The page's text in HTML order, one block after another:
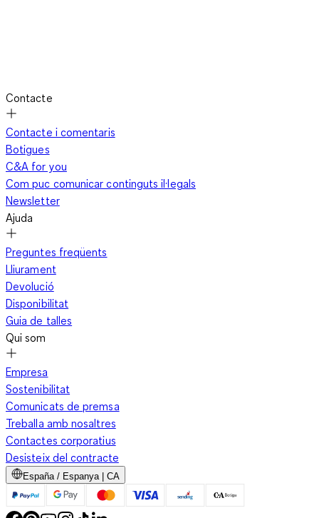
Contacte
Contacte i comentaris
Botigues
C&A for you
Com puc comunicar continguts il·legals
Newsletter
Ajuda
Preguntes freqüents
Lliurament
Devolució
Disponibilitat
Guia de talles
Qui som
Empresa
Sostenibilitat
Comunicats de premsa
Treballa amb nosaltres
Contactes corporatius
Desisteix del contracte
España / Espanya | CA